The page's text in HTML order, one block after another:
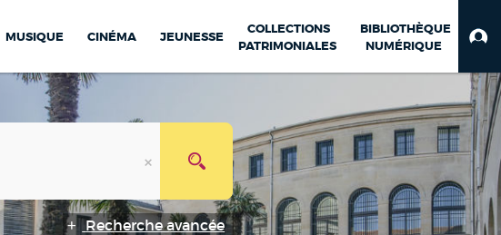
MUSIQUE CINÉMA JEUNESSE
COLLECTIONS
PATRIMONIALES
BIBLIOTHÈQUE
NUMÉRIQUE
Recherche avancée